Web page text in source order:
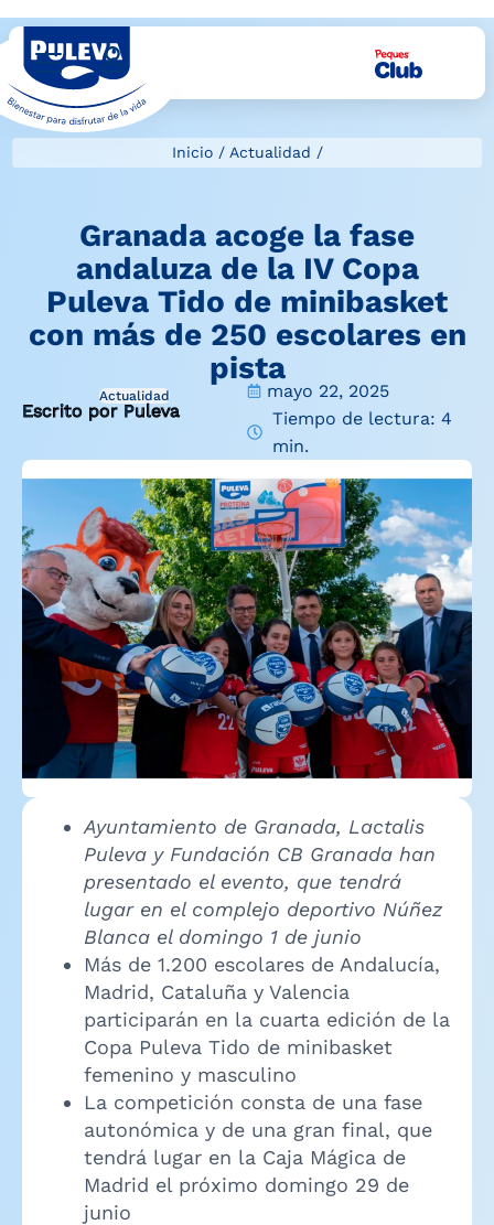
Inicio/ Actualidad /
Granada acoge la fase
andaluza de la IV Copa
Puleva Tido de minibasket
con más de 250 escolares en
pista
Actualidad
Escrito por Puleva
mayo 22, 2025
Tiempo de lectura: 4
min.
Ayuntamiento de Granada, Lactalis
Puleva y Fundación CB Granada han
presentado el evento, que tendrá
lugar en el complejo deportivo Núñez
Blanca el domingo 1 de junio
Más de 1.200 escolares de Andalucía,
Madrid, Cataluña y Valencia
participarán en la cuarta edición de la
Copa Puleva Tido de minibasket
femenino y masculino
La competición consta de una fase
autonómica y de una gran final, que
tendrá lugar en la Caja Mágica de
Madrid el próximo domingo 29 de
junio